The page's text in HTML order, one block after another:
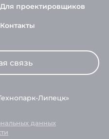
Для проектировщиков
Контакты
связь
Липецк»
данных